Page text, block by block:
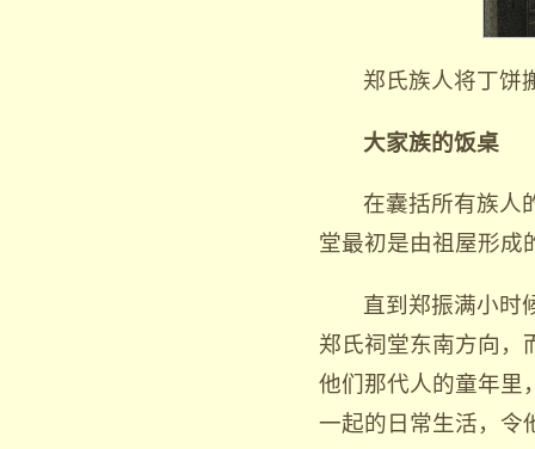
郑氏族人将丁饼
大家族的饭桌
在囊括所有族人
堂最初是由祖屋形成
直到郑振满小时
郑氏祠堂东南方向，
他们那代人的童年里
一起的日常生活，令